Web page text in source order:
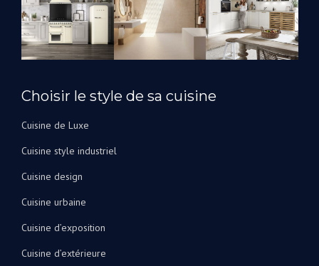
Choisir le style de sa cuisine
Cuisine de Luxe
Cuisine style industriel
Cuisine design
Cuisine urbaine
Cuisine d’exposition
Cuisine d’extérieure